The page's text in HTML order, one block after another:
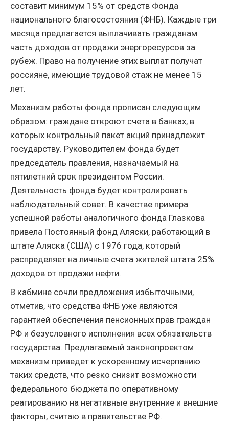
составит минимум 15% от средств Фонда
национального благосостояния (ФНБ). Каждые три
месяца предлагается выплачивать гражданам
часть доходов от продажи энергоресурсов за
рубеж. Право на получение этих выплат получат
россияне, имеющие трудовой стаж не менее 15
лет.
Механизм работы фонда прописан следующим
образом: граждане откроют счета в банках, в
которых контрольный пакет акций принадлежит
государству. Руководителем фонда будет
председатель правления, назначаемый на
пятилетний срок президентом России.
Деятельность фонда будет контролировать
наблюдательный совет. В качестве примера
успешной работы аналогичного фонда Глазкова
привела Постоянный фонд Аляски, работающий в
штате Аляска (США) с 1976 года, который
распределяет на личные счета жителей штата 25%
доходов от продажи нефти.
В кабмине сочли предложения избыточными,
отметив, что средства ФНБ уже являются
гарантией обеспечения пенсионных прав граждан
РФ и безусловного исполнения всех обязательств
государства. Предлагаемый законопроектом
механизм приведет к ускоренному исчерпанию
таких средств, что резко снизит возможности
федерального бюджета по оперативному
реагированию на негативные внутренние и внешние
факторы, считаю в правительстве РФ.